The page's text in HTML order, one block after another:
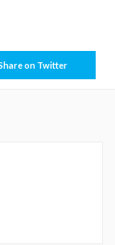
on Twitter